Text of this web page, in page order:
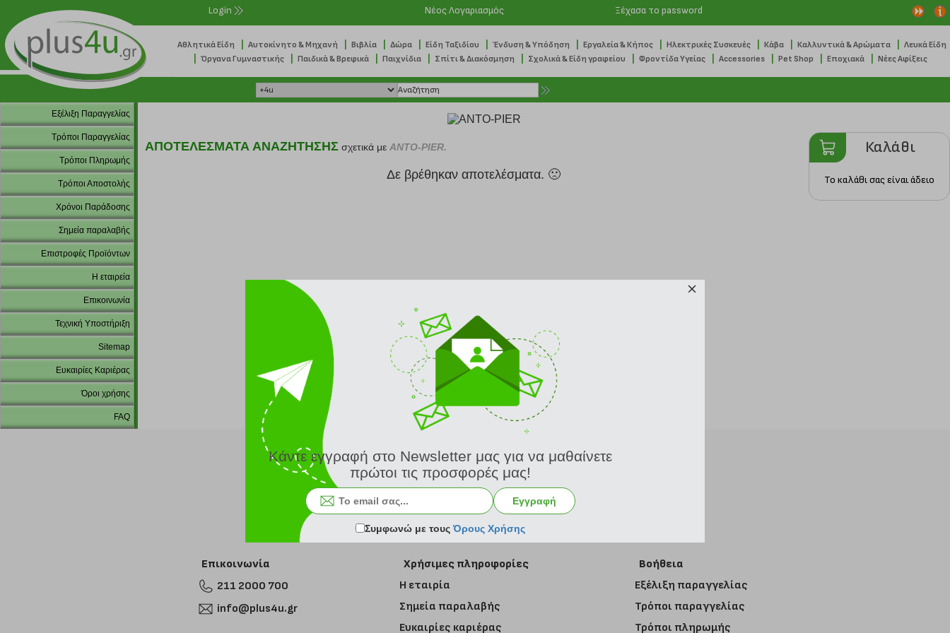
Login Νέος Λογαριασμός Ξέχασα το password
Αθλητικά Είδη Αυτοκίνητο & Μηχανή Βιβλία Δώρα Είδη Ταξιδίου Ένδυση & Υπόδηση Εργαλεία & Κήπος Ηλεκτρικές Συσκευές Κάβα Καλλυντικά & Αρώματα Λευκά Είδη
Όργανα Γυμναστικής Παιδικά & Βρεφικά Παιχνίδια Σπίτι & Διακόσμηση Σχολικά & Είδη γραφείου Φροντίδα Υγείας Accessories Pet Shop Εποχιακά Νέες Αφίξεις
Εξέλιξη Παραγγελίας
Τρόποι Παραγγελίας
Τρόποι Πληρωμής
Τρόποι Αποστολής
Χρόνοι Παράδοσης
Σημεία παραλαβής
Επιστροφές Προϊόντων
Η εταιρεία
Επικοινωνία
Τεχνική Υποστήριξη
Sitemap
Ευκαιρίες Καριέρας
Όροι χρήσης
FAQ
ΑΠΟΤΕΛΕΣΜΑΤΑ ΑΝΑΖΗΤΗΣΗΣ σχετικά με ANTO-PIER.
Δε βρέθηκαν αποτελέσματα. 🙁
Καλάθι
Το καλάθι σας είναι άδειο
Εγγραφή στο newsletter
Επικοινωνία
211 2000 700
info@plus4u.gr
Χρήσιμες πληροφορίες
Η εταιρία
Σημεία παραλαβής
Ευκαιρίες καριέρας
Βοήθεια
Εξέλιξη παραγγελίας
Τρόποι παραγγελίας
Τρόποι πληρωμής
Κάντε εγγραφή στο Newsletter μας για να μαθαίνετε
πρώτοι τις προσφορές μας!
Εγγραφή
Συμφωνώ με τουςΌρους Χρήσης